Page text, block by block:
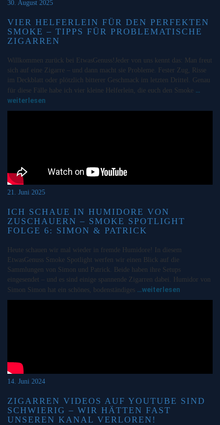
30. August 2025
VIER HELFERLEIN FÜR DEN PERFEKTEN
SMOKE – TIPPS FÜR PROBLEMATISCHE
ZIGARREN
Willkommen zurück bei EtwasGenuss!Jeder von uns kennt das: Man freut
sich auf eine Zigarre – und dann macht sie Probleme. Fester Zug, Risse
im Deckblatt oder plötzlich bitterer Geschmack im letzten Drittel. Genau
für diese Fälle habe ich vier kleine Helferlein, die euch den Smoke …
weiterlesen
21. Juni 2025
ICH SCHAUE IN HUMIDORE VON
ZUSCHAUERN – SMOKE SPOTLIGHT
FOLGE 6: SIMON & PATRICK
Heute schauen wir mal wieder in fremde Humidore! In diesem
EtwasGenuss Smoke Spotlight werfen wir einen Blick auf die
Sammlungen von Simon und Patrick. Beide haben ihre Setups
eingesendet – und es sind einige spannende Zigarren dabei. Humidor von
Simon Simon hat ein schönes, bodenständiges …weiterlesen
14. Juni 2024
ZIGARREN VIDEOS AUF YOUTUBE SIND
SCHWIERIG – WIR HÄTTEN FAST
UNSEREN KANAL VERLOREN!